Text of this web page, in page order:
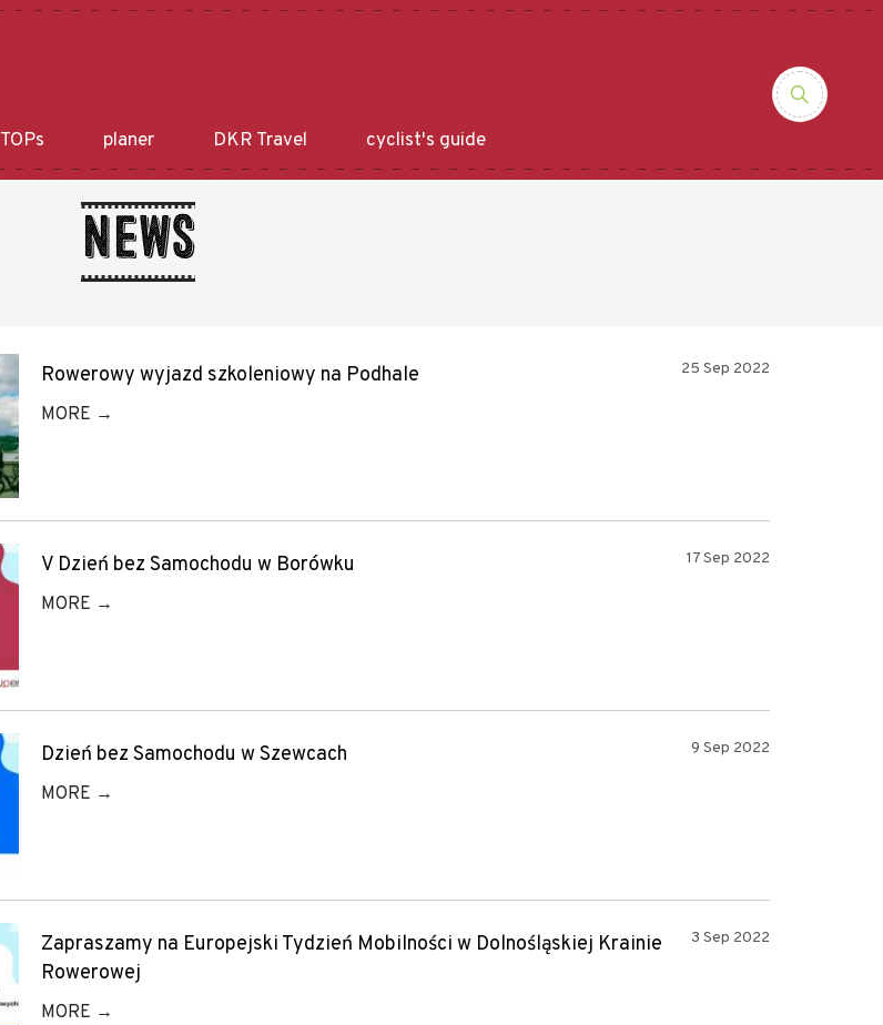
TOPs planer DKR Travel cyclist's guide
News
25 Sep 2022
Rowerowy wyjazd szkoleniowy na Podhale
MORE →
17 Sep 2022
V Dzień bez Samochodu w Borówku
MORE →
9 Sep 2022
Dzień bez Samochodu w Szewcach
MORE →
3 Sep 2022
Zapraszamy na Europejski Tydzień Mobilności w Dolnośląskiej Krainie
Rowerowej
MORE →